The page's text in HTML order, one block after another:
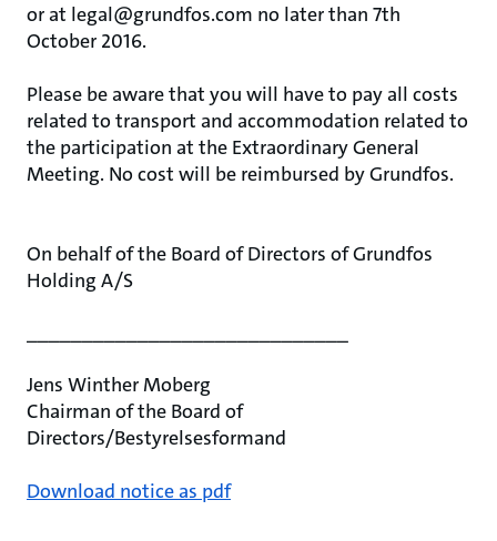
or at legal@grundfos.com no later than 7th
October 2016.
Please be aware that you will have to pay all costs
related to transport and accommodation related to
the participation at the Extraordinary General
Meeting. No cost will be reimbursed by Grundfos.
On behalf of the Board of Directors of Grundfos
Holding A/S
Jens Winther Moberg
Chairman of the Board of
Directors/Bestyrelsesformand
Download notice as pdf